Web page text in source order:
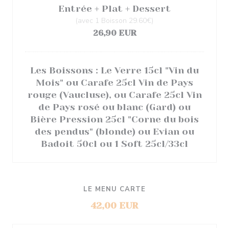
Entrée + Plat + Dessert
(avec 1 Boisson 29.60€)
26,90 EUR
Les Boissons : Le Verre 15cl "Vin du
Mois" ou Carafe 25cl Vin de Pays
rouge (Vaucluse), ou Carafe 25cl Vin
de Pays rosé ou blanc (Gard) ou
Bière Pression 25cl "Corne du bois
des pendus" (blonde) ou Evian ou
Badoit 50cl ou 1 Soft 25cl/33cl
LE MENU CARTE
42,00 EUR